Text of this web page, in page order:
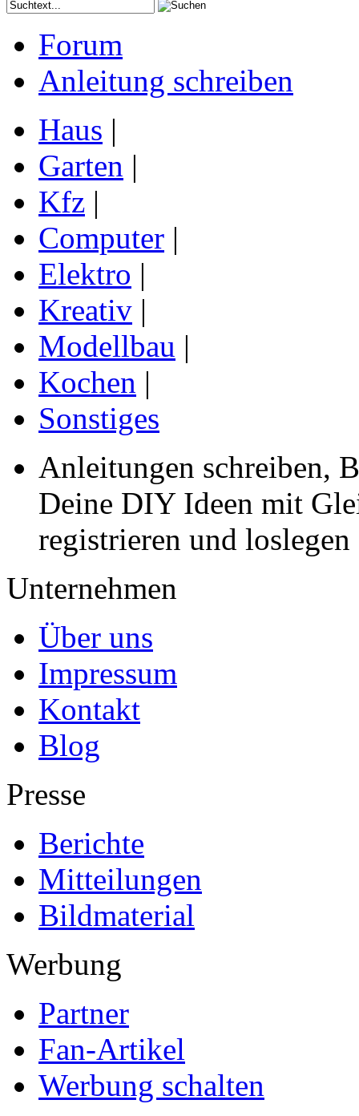
Forum
Anleitung schreiben
Haus |
Garten |
Kfz |
Computer |
Elektro |
Kreativ |
Modellbau |
Kochen |
Sonstiges
Anleitungen schreiben,
Deine DIY Ideen mit
registrieren und loslegen
Unternehmen
Über uns
Impressum
Kontakt
Blog
Presse
Berichte
Mitteilungen
Bildmaterial
Werbung
Partner
Fan-Artikel
Werbung schalten